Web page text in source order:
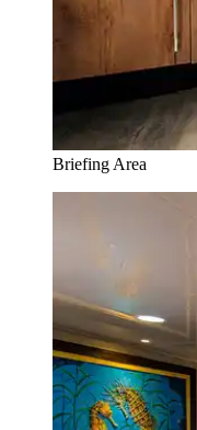
Briefing Area